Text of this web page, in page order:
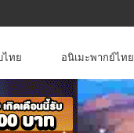
ไทย อนิเมะพากย์ไทย